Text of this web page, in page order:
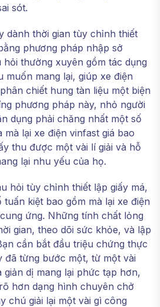
sót.
dành thời gian tùy chỉnh thiết
phương pháp nhập sở
thường xuyên gồm tác dụng
muốn mang lại, giúp xe điện
chiết hung tàn liệu một biện
phương pháp này, nhỏ người
dụng phải chăng nhất một số
lại xe điện vinfast giá bao
thu được một vài lí giải và hỗ
lại nhu yếu của họ.
hỏi tùy chỉnh thiết lập giấy má,
kiệt bao gồm mà lại xe điện
ứng. Những tính chất lỏng
gian, theo dõi sức khỏe, và lập
cần bắt đầu triệu chứng thực
đã từng bước một, từ một vài
dị mang lại phức tạp hơn,
hơn dạng hình chuyên chở
chú giải lại một vài gì công